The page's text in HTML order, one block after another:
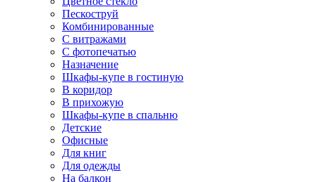
Пескоструй
Комбинированные
С витражами
С фотопечатью
Назначение
Шкафы-купе в гостиную
В коридор
В прихожую
Шкафы-купе в спальню
Детские
Офисные
Для книг
Для одежды
На балкон